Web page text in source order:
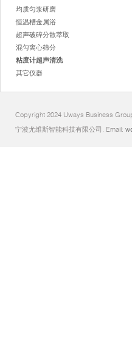
均质匀浆研磨
恒温槽金属浴
超声破碎分散萃取
混匀离心筛分
粘度计超声清洗
其它仪器
Copyright 2024 Uways Business
宁波尤维斯智能科技有限公司. Email: